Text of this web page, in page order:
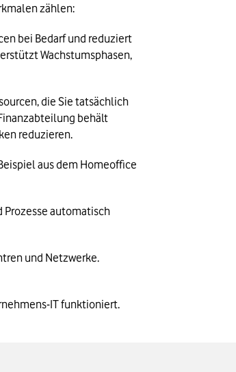
zählen:
bei Bedarf und reduziert
Wachstumsphasen,
die Sie tatsächlich
behält
reduzieren.
aus dem Homeoffice
automatisch
und Netzwerke.
IT funktioniert.